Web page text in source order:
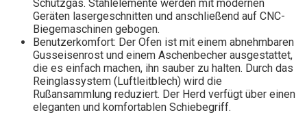
Schutzgas. Stahlelemente werden mit modernen
Geräten lasergeschnitten und anschließend auf CNC-
Biegemaschinen gebogen.
Benutzerkomfort: Der Ofen ist mit einem abnehmbaren
Gusseisenrost und einem Aschenbecher ausgestattet,
die es einfach machen, ihn sauber zu halten. Durch das
Reinglassystem (Luftleitblech) wird die
Rußansammlung reduziert. Der Herd verfügt über einen
eleganten und komfortablen Schiebegriff.